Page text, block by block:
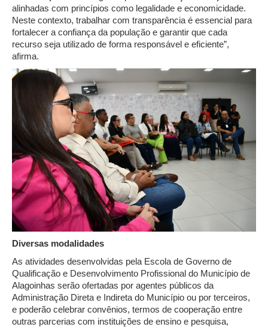
alinhadas com princípios como legalidade e economicidade.
Neste contexto, trabalhar com transparência é essencial para
fortalecer a confiança da população e garantir que cada
recurso seja utilizado de forma responsável e eficiente”,
afirma.
Diversas modalidades
As atividades desenvolvidas pela Escola de Governo de
Qualificação e Desenvolvimento Profissional do Município de
Alagoinhas serão ofertadas por agentes públicos da
Administração Direta e Indireta do Município ou por terceiros,
e poderão celebrar convênios, termos de cooperação entre
outras parcerias com instituições de ensino e pesquisa,